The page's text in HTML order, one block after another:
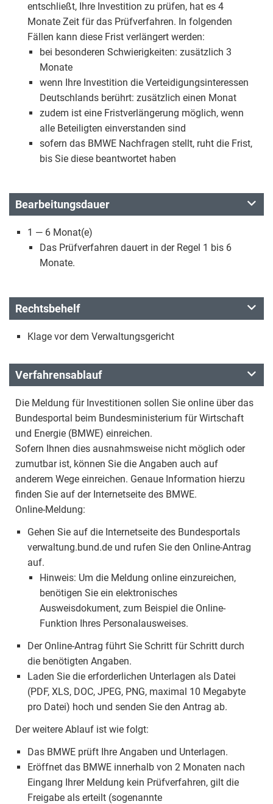
entschließt, Ihre Investition zu prüfen, hat es 4
Monate Zeit für das Prüfverfahren. In folgenden
Fällen kann diese Frist verlängert werden:
bei besonderen Schwierigkeiten: zusätzlich 3
Monate
wenn Ihre Investition die Verteidigungsinteressen
Deutschlands berührt: zusätzlich einen Monat
zudem ist eine Fristverlängerung möglich, wenn
alle Beteiligten einverstanden sind
sofern das BMWE Nachfragen stellt, ruht die Frist,
bis Sie diese beantwortet haben
Bearbeitungsdauer
1 — 6 Monat(e)
Das Prüfverfahren dauert in der Regel 1 bis 6
Monate.
Rechtsbehelf
Klage vor dem Verwaltungsgericht
Verfahrensablauf
Die Meldung für Investitionen sollen Sie online über das
Bundesportal beim Bundesministerium für Wirtschaft
und Energie (BMWE) einreichen.
Sofern Ihnen dies ausnahmsweise nicht möglich oder
zumutbar ist, können Sie die Angaben auch auf
anderem Wege einreichen. Genaue Information hierzu
finden Sie auf der Internetseite des BMWE.
Online-Meldung:
Gehen Sie auf die Internetseite des Bundesportals
verwaltung.bund.de und rufen Sie den Online-Antrag
auf.
Hinweis: Um die Meldung online einzureichen,
benötigen Sie ein elektronisches
Ausweisdokument, zum Beispiel die Online-
Funktion Ihres Personalausweises.
Der Online-Antrag führt Sie Schritt für Schritt durch
die benötigten Angaben.
Laden Sie die erforderlichen Unterlagen als Datei
(PDF, XLS, DOC, JPEG, PNG, maximal 10 Megabyte
pro Datei) hoch und senden Sie den Antrag ab.
Der weitere Ablauf ist wie folgt:
Das BMWE prüft Ihre Angaben und Unterlagen.
Eröffnet das BMWE innerhalb von 2 Monaten nach
Eingang Ihrer Meldung kein Prüfverfahren, gilt die
Freigabe als erteilt (sogenannte